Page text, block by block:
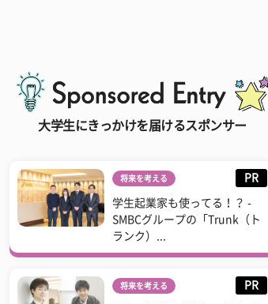
大学生にきっかけを届けるスポンサー
将来を考える PR
学生起業家も使ってる！？ -
SMBCグループの「Trunk（ト
ランク）...
将来を考える PR